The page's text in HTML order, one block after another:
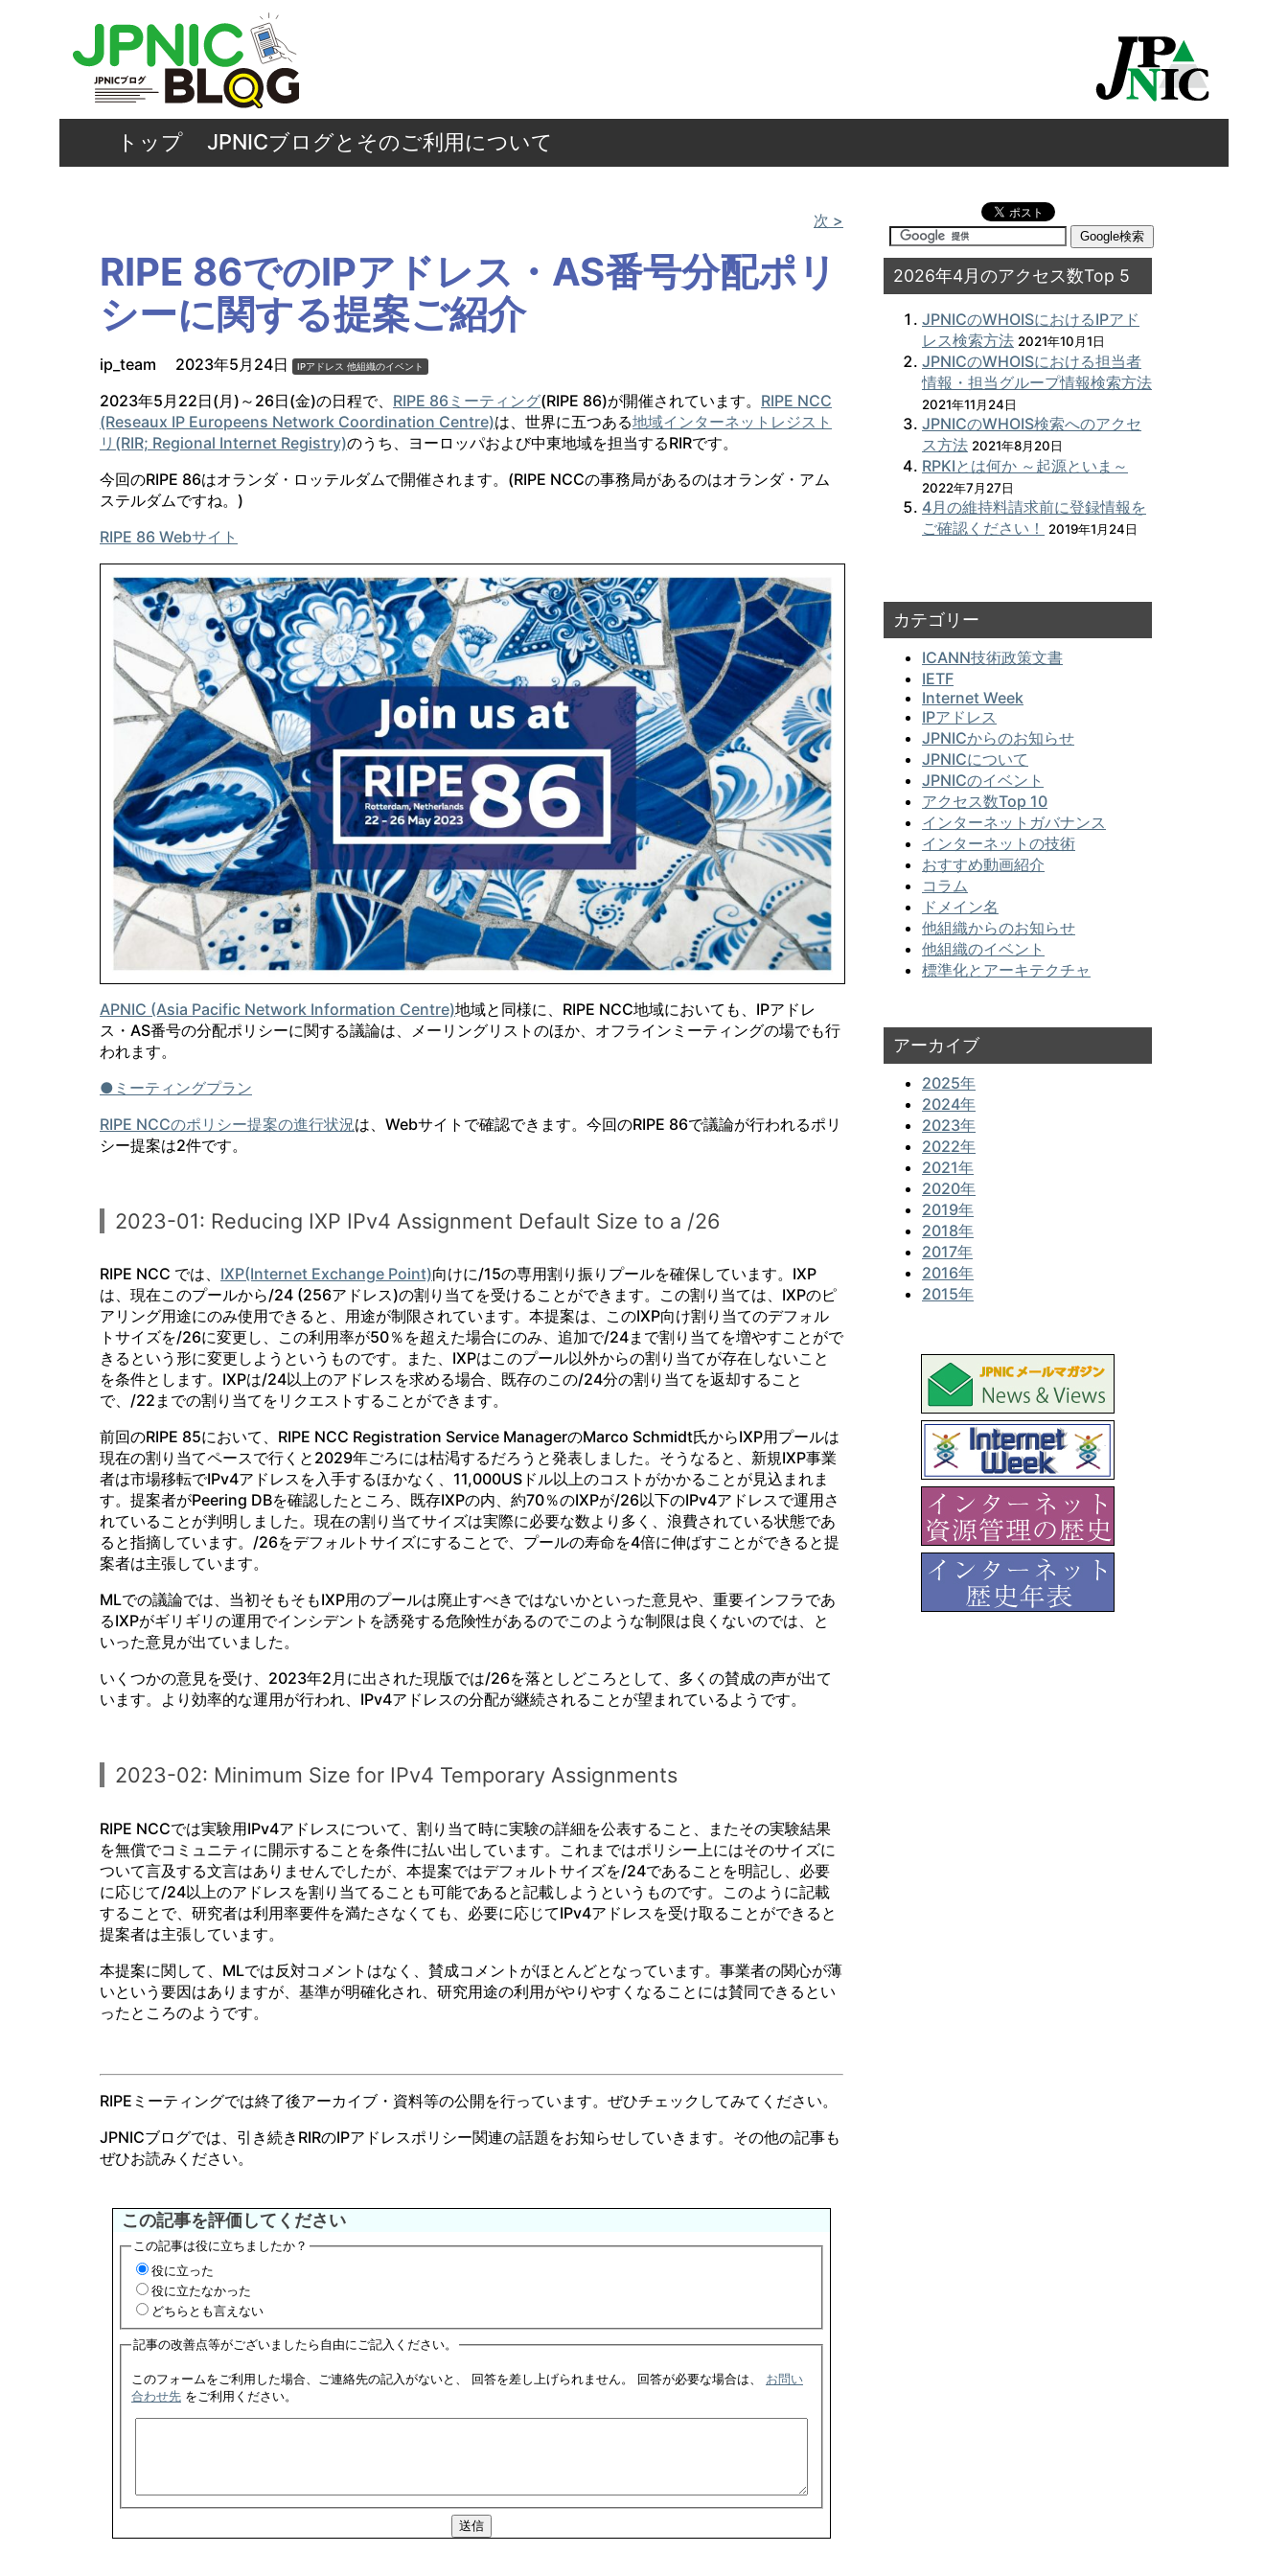
トップ JPNICブログとそのご利用について
次 >
RIPE 86でのIPアドレス・AS番号分配ポリ
シーに関する提案ご紹介
ip_team 2023年5月24日 IPアドレス 他組織のイベント
2023年5月22日(月)～26日(金)の日程で、 RIPE 86ミーティング(RIPE 86)が開催されています。 RIPE NCC
(Reseaux IP Europeens Network Coordination Centre)は、世界に五つある地域インターネットレジスト
リ(RIR; Regional Internet Registry)のうち、ヨーロッパおよび中東地域を担当するRIRです。
今回のRIPE 86はオランダ・ロッテルダムで開催されます。(RIPE NCCの事務局があるのはオランダ・アム
ステルダムですね。)
RIPE 86 Webサイト
APNIC (Asia Pacific Network Information Centre)地域と同様に、RIPE NCC地域においても、IPアドレ
ス・AS番号の分配ポリシーに関する議論は、メーリングリストのほか、オフラインミーティングの場でも行
われます。
●ミーティングプラン
RIPE NCCのポリシー提案の進行状況は、Webサイトで確認できます。今回のRIPE 86で議論が行われるポリ
シー提案は2件です。
2023-01: Reducing IXP IPv4 Assignment Default Size to a /26
RIPE NCC では、 IXP(Internet Exchange Point)向けに/15の専用割り振りプールを確保しています。IXP
は、現在このプールから/24 (256アドレス)の割り当てを受けることができます。この割り当ては、IXPのピ
アリング用途にのみ使用できると、用途が制限されています。本提案は、このIXP向け割り当てのデフォル
トサイズを/26に変更し、この利用率が50％を超えた場合にのみ、追加で/24まで割り当てを増やすことがで
きるという形に変更しようというものです。また、IXPはこのプール以外からの割り当てが存在しないこと
を条件とします。IXPは/24以上のアドレスを求める場合、既存のこの/24分の割り当てを返却すること
で、/22までの割り当てをリクエストすることができます。
前回のRIPE 85において、RIPE NCC Registration Service ManagerのMarco Schmidt氏からIXP用プールは
現在の割り当てペースで行くと2029年ごろには枯渇するだろうと発表しました。そうなると、新規IXP事業
者は市場移転でIPv4アドレスを入手するほかなく、11,000USドル以上のコストがかかることが見込まれま
す。提案者がPeering DBを確認したところ、既存IXPの内、約70％のIXPが/26以下のIPv4アドレスで運用さ
れていることが判明しました。現在の割り当てサイズは実際に必要な数より多く、浪費されている状態であ
ると指摘しています。/26をデフォルトサイズにすることで、プールの寿命を4倍に伸ばすことができると提
案者は主張しています。
MLでの議論では、当初そもそもIXP用のプールは廃止すべきではないかといった意見や、重要インフラであ
るIXPがギリギリの運用でインシデントを誘発する危険性があるのでこのような制限は良くないのでは、と
いった意見が出ていました。
いくつかの意見を受け、2023年2月に出された現版では/26を落としどころとして、多くの賛成の声が出て
います。より効率的な運用が行われ、IPv4アドレスの分配が継続されることが望まれているようです。
2023-02: Minimum Size for IPv4 Temporary Assignments
RIPE NCCでは実験用IPv4アドレスについて、割り当て時に実験の詳細を公表すること、またその実験結果
を無償でコミュニティに開示することを条件に払い出しています。これまではポリシー上にはそのサイズに
ついて言及する文言はありませんでしたが、本提案ではデフォルトサイズを/24であることを明記し、必要
に応じて/24以上のアドレスを割り当てることも可能であると記載しようというものです。このように記載
することで、研究者は利用率要件を満たさなくても、必要に応じてIPv4アドレスを受け取ることができると
提案者は主張しています。
本提案に関して、MLでは反対コメントはなく、賛成コメントがほとんどとなっています。事業者の関心が薄
いという要因はありますが、基準が明確化され、研究用途の利用がやりやすくなることには賛同できるとい
ったところのようです。
RIPEミーティングでは終了後アーカイブ・資料等の公開を行っています。ぜひチェックしてみてください。
JPNICブログでは、引き続きRIRのIPアドレスポリシー関連の話題をお知らせしていきます。その他の記事も
ぜひお読みください。
この記事を評価してください
この記事は役に立ちましたか？
役に立った
役に立たなかった
どちらとも言えない
記事の改善点等がございましたら自由にご記入ください。
このフォームをご利用した場合、ご連絡先の記入がないと、 回答を差し上げられません。 回答が必要な場合は、 お問い
合わせ先 をご利用ください。
2026年4月のアクセス数Top 5
JPNICのWHOISにおけるIPアド
レス検索方法 2021年10月1日
JPNICのWHOISにおける担当者
情報・担当グループ情報検索方法
2021年11月24日
JPNICのWHOIS検索へのアクセ
ス方法 2021年8月20日
RPKIとは何か ～起源といま～
2022年7月27日
4月の維持料請求前に登録情報を
ご確認ください！
2019年1月24日
カテゴリー
ICANN技術政策文書
IETF
Internet Week
IPアドレス
JPNICからのお知らせ
JPNICについて
JPNICのイベント
アクセス数Top 10
インターネットガバナンス
インターネットの技術
おすすめ動画紹介
コラム
ドメイン名
他組織からのお知らせ
他組織のイベント
標準化とアーキテクチャ
アーカイブ
2025年
2024年
2023年
2022年
2021年
2020年
2019年
2018年
2017年
2016年
2015年